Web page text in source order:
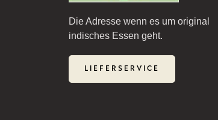
Die Adresse wenn es um original
indisches Essen geht.
LIEFERSERVICE